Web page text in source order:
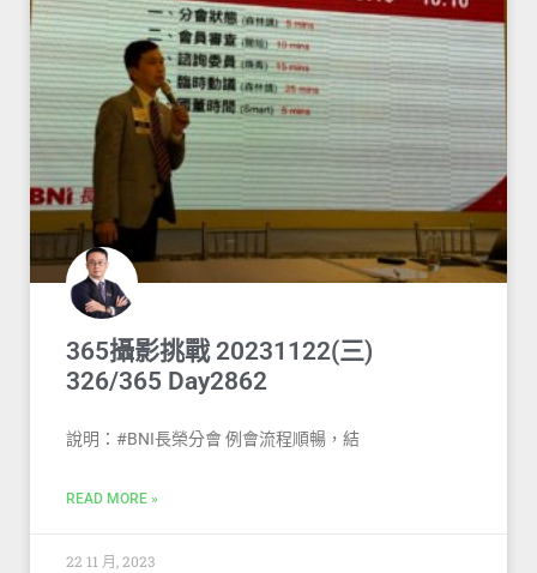
365攝影挑戰 20231122(三)
326/365 Day2862
說明：#BNI長榮分會 例會流程順暢，結
READ MORE »
22 11 月, 2023